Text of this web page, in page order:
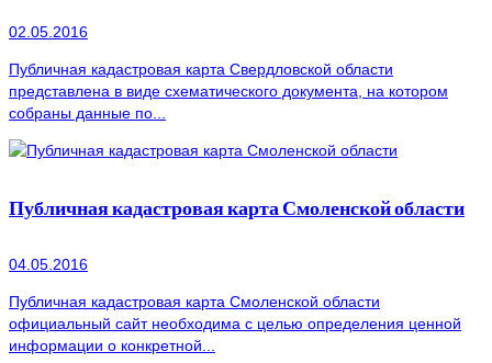
02.05.2016
Публичная кадастровая карта Свердловской области
представлена в виде схематического документа, на котором
собраны данные по...
Публичная кадастровая карта Смоленской области
04.05.2016
Публичная кадастровая карта Смоленской области
официальный сайт необходима с целью определения ценной
информации о конкретной...